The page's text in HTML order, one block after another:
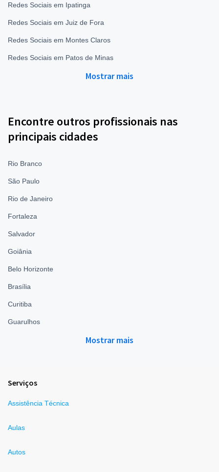
Redes Sociais em Ipatinga
Redes Sociais em Juiz de Fora
Redes Sociais em Montes Claros
Redes Sociais em Patos de Minas
Mostrar mais
Encontre outros profissionais nas
principais cidades
Rio Branco
São Paulo
Rio de Janeiro
Fortaleza
Salvador
Goiânia
Belo Horizonte
Brasília
Curitiba
Guarulhos
Mostrar mais
Serviços
Assistência Técnica
Aulas
Autos